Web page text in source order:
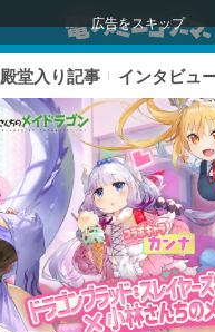
広告をスキップ
殿堂入り記事 インタビュ